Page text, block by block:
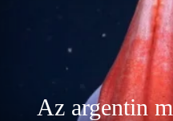
Az argentin